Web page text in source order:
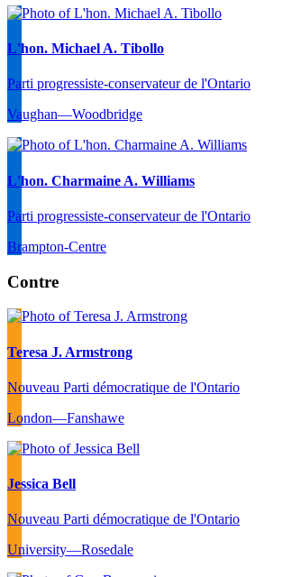
L'hon. Michael A. Tibollo
Parti progressiste-conservateur de l'Ontario
Vaughan—Woodbridge
L'hon. Charmaine A. Williams
Parti progressiste-conservateur de l'Ontario
Brampton-Centre
Contre
Teresa J. Armstrong
Nouveau Parti démocratique de l'Ontario
London—Fanshawe
Jessica Bell
Nouveau Parti démocratique de l'Ontario
University—Rosedale